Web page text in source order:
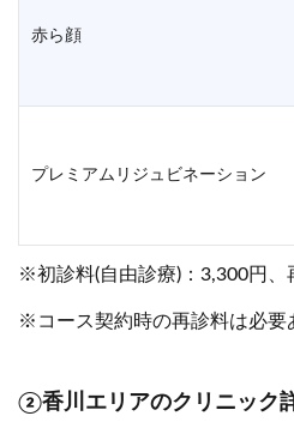
赤ら顔
プレミアムリジュビネーション
※初診料(自由診療)：3,300円、
※コース契約時の再診料は必要
②香川エリアのクリニック